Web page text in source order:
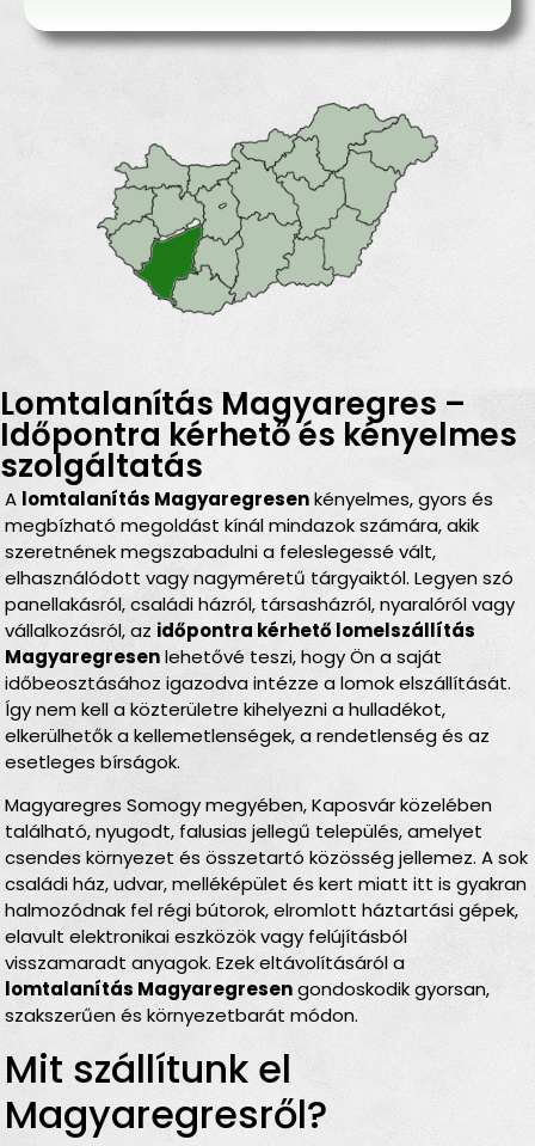
Lomtalanítás Magyaregres –
Időpontra kérhető és kényelmes
szolgáltatás
A lomtalanítás Magyaregresenkényelmes, gyors és
megbízható megoldást kínál mindazok számára, akik
szeretnének megszabadulni a feleslegessé vált,
elhasználódott vagy nagyméretű tárgyaiktól. Legyen szó
panellakásról, családi házról, társasházról, nyaralóról vagy
vállalkozásról, az időpontra kérhető lomelszállítás
Magyaregresenlehetővé teszi, hogy Ön a saját
időbeosztásához igazodva intézze a lomok elszállítását.
Így nem kell a közterületre kihelyezni a hulladékot,
elkerülhetők a kellemetlenségek, a rendetlenség és az
esetleges bírságok.
Magyaregres Somogy megyében, Kaposvár közelében
található, nyugodt, falusias jellegű település, amelyet
csendes környezet és összetartó közösség jellemez. A sok
családi ház, udvar, melléképület és kert miatt itt is gyakran
halmozódnak fel régi bútorok, elromlott háztartási gépek,
elavult elektronikai eszközök vagy felújításból
visszamaradt anyagok. Ezek eltávolításáról a
lomtalanítás Magyaregresengondoskodik gyorsan,
szakszerűen és környezetbarát módon.
Mit szállítunk el
Magyaregresről?